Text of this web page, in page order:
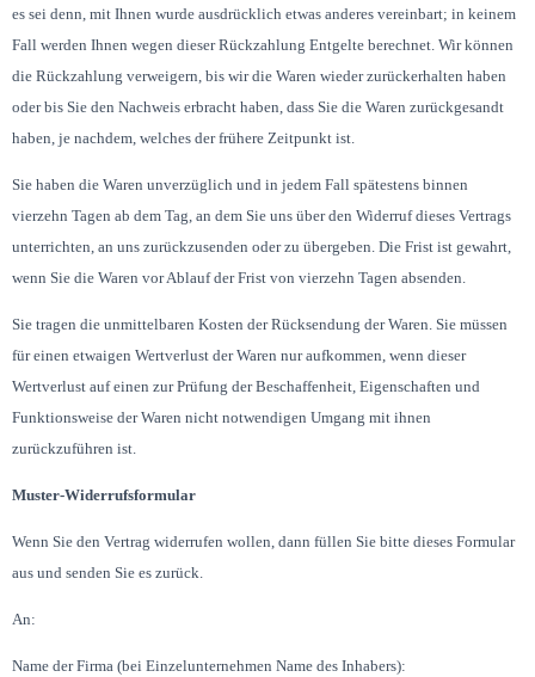
es sei denn, mit Ihnen wurde ausdrücklich etwas anderes vereinbart; in keinem
Fall werden Ihnen wegen dieser Rückzahlung Entgelte berechnet. Wir können
die Rückzahlung verweigern, bis wir die Waren wieder zurückerhalten haben
oder bis Sie den Nachweis erbracht haben, dass Sie die Waren zurückgesandt
haben, je nachdem, welches der frühere Zeitpunkt ist.
Sie haben die Waren unverzüglich und in jedem Fall spätestens binnen
vierzehn Tagen ab dem Tag, an dem Sie uns über den Widerruf dieses Vertrags
unterrichten, an uns zurückzusenden oder zu übergeben. Die Frist ist gewahrt,
wenn Sie die Waren vor Ablauf der Frist von vierzehn Tagen absenden.
Sie tragen die unmittelbaren Kosten der Rücksendung der Waren. Sie müssen
für einen etwaigen Wertverlust der Waren nur aufkommen, wenn dieser
Wertverlust auf einen zur Prüfung der Beschaffenheit, Eigenschaften und
Funktionsweise der Waren nicht notwendigen Umgang mit ihnen
zurückzuführen ist.
Muster-Widerrufsformular
Wenn Sie den Vertrag widerrufen wollen, dann füllen Sie bitte dieses Formular
aus und senden Sie es zurück.
An:
Name der Firma (bei Einzelunternehmen Name des Inhabers):